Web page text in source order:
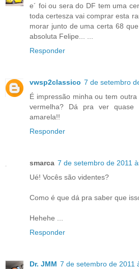
e´ foi ou sera do DF tem uma
toda certesza vai comprar esta
morar junto de uma certa 68
absoluta Felipe... ...
Responder
vwsp2classico 7 de setembro
É impressão minha ou tem
vermelha? Dá pra ver
amarela!!
Responder
smarca 7 de setembro de 2011
Ué! Vocês são videntes?
Como é que dá pra saber que
Hehehe ...
Responder
Dr. JMM 7 de setembro de 2011